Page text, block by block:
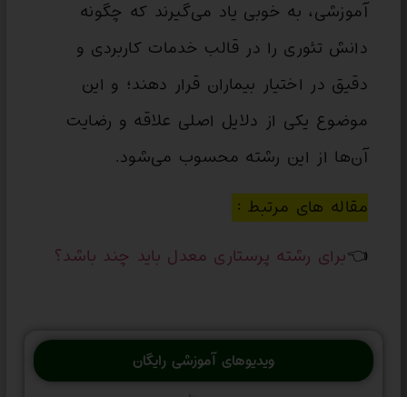
آموزشی، به خوبی یاد می‌گیرند که چگونه
دانش تئوری را در قالب خدمات کاربردی و
دقیق در اختیار بیماران قرار دهند؛ و این
موضوع یکی از دلایل اصلی علاقه و رضایت
آن‌ها از این رشته محسوب می‌شود.
مقاله های مرتبط :
👈برای رشته پرستاری معدل باید چند باشد؟
ویدیوهای آموزشی رایگان